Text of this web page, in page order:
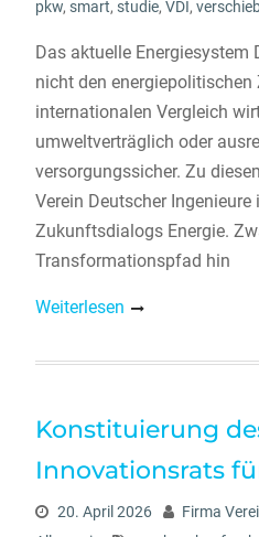
pkw, smart, studie, VDI,
Das aktuelle Energiesystem
nicht den energiepolitischen
internationalen Vergleich
umweltverträglich oder
versorgungssicher. Zu
Verein Deutscher
Zukunftsdialogs Energie.
Transformationspfad hin
Weiterlesen
Konstituierung
Innovationsrats
20. April 2026
Firma